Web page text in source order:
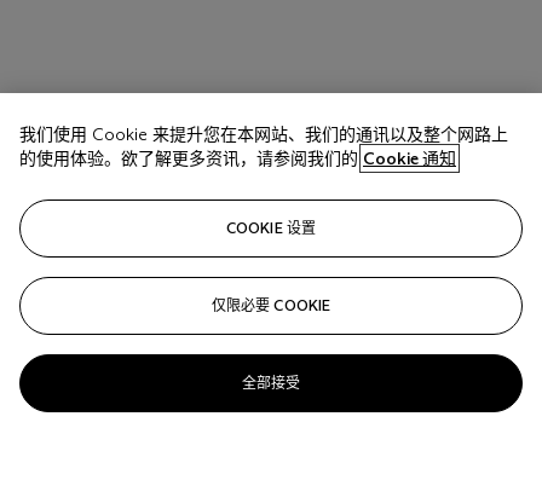
我们使用 Cookie 来提升您在本网站、我们的通讯以及整个网路上
的使用体验。欲了解更多资讯，请参阅我们的 Cookie 通知
COOKIE 设置
仅限必要 COOKIE
全部接受